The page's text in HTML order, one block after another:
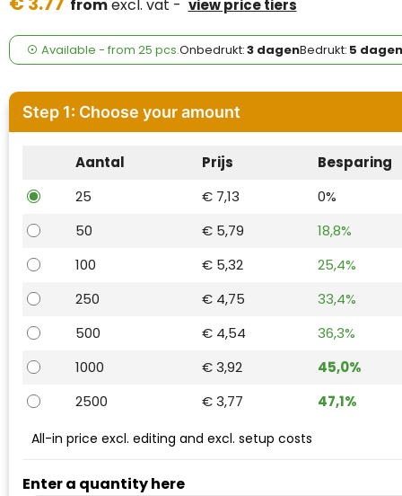
Fresh 'n Rebel
GolfOriginals
James Harvest
Kingcap
MyKit
Ocean Bottle
Parker
fromexcl. vat - view price tiers
Available - from 25 pcs.Onbedrukt:3 dagenBedrukt: 5 dagen
Step 1: Choose your amount
Aantal Prijs
Besparing
25
€ 7,13
0%
50
€ 5,79
18,8%
100
€ 5,32
25,4%
250
€ 4,75
33,4%
500
€ 4,54
36,3%
1000
€ 3,92
45,0%
2500
€ 3,77 47,1%
Enter a quantity here
All-in price excl. editing and excl. setup costs